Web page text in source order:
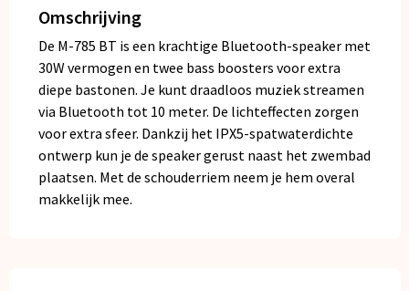
Omschrijving
De M-785 BT is een krachtige Bluetooth-speaker met
30W vermogen en twee bass boosters voor extra
diepe bastonen. Je kunt draadloos muziek streamen
via Bluetooth tot 10 meter. De lichteffecten zorgen
voor extra sfeer. Dankzij het IPX5-spatwaterdichte
ontwerp kun je de speaker gerust naast het zwembad
plaatsen. Met de schouderriem neem je hem overal
makkelijk mee.